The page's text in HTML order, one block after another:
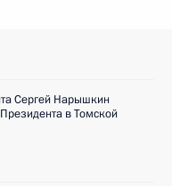
Сергей Нарышкин
в Томской